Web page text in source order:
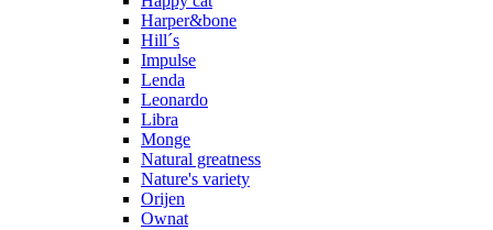
Harper&bone
Hill´s
Impulse
Lenda
Leonardo
Libra
Monge
Natural greatness
Nature's variety
Orijen
Ownat